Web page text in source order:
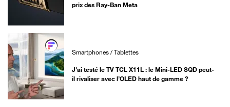
prix des Ray-Ban Meta
Smartphones / Tablettes
J'ai testé le TV TCL X11L : le Mini-LED SQD peut-
il rivaliser avec l’OLED haut de gamme ?